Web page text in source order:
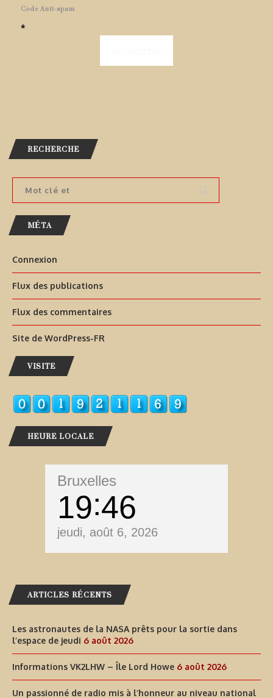
Code Anti-spam
*
RECHERCHE
MÉTA
Connexion
Flux des publications
Flux des commentaires
Site de WordPress-FR
VISITE
HEURE LOCALE
Bruxelles
19 46
jeudi, août 6, 2026
ARTICLES RÉCENTS
Les astronautes de la NASA prêts pour la sortie dans
l’espace de jeudi 6 août 2026
Informations VK2LHW – Île Lord Howe 6 août 2026
Un passionné de radio mis à l’honneur au niveau national